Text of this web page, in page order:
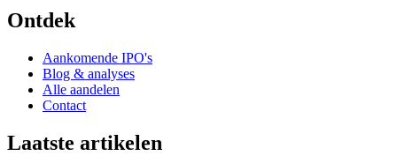
Ontdek
Aankomende IPO's
Blog & analyses
Alle aandelen
Contact
Laatste artikelen